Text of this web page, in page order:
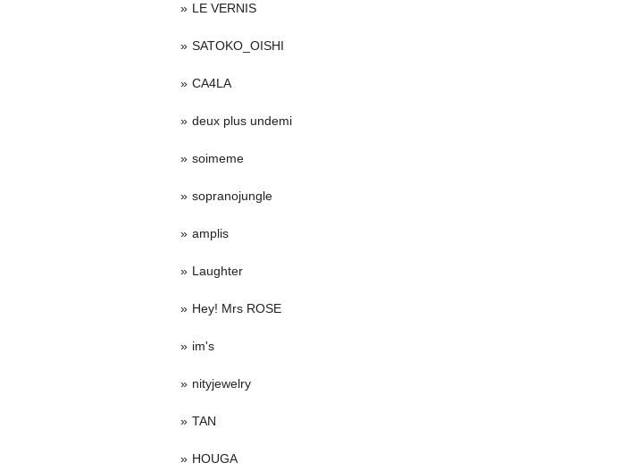
LE VERNIS
SATOKO_OISHI
CA4LA
deux plus undemi
soimeme
sopranojungle
amplis
Laughter
Hey! Mrs ROSE
im's
nityjewelry
TAN
HOUGA